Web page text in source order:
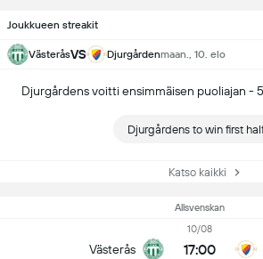
Joukkueen streakit
VästeråsVS Djurgårdenmaan., 10. elo
Djurgårdens voitti ensimmäisen puoliajan -
Djurgårdens to win first
Katso kaikki
Allsvenskan
Västerås
10/08
17:00